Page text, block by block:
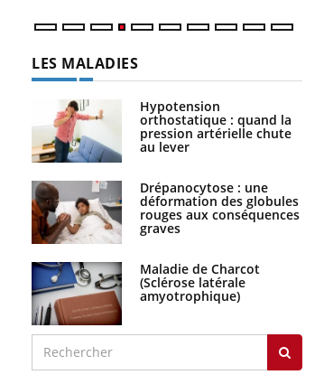
LES MALADIES
Hypotension
orthostatique : quand la
pression artérielle chute
au lever
Drépanocytose : une
déformation des globules
rouges aux conséquences
graves
Maladie de Charcot
(Sclérose latérale
amyotrophique)